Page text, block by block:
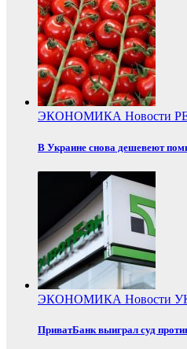
ЭКОНОМИКА Новости
В Украине снова дешевеют
ЭКОНОМИКА Новости
ПриватБанк выиграл суд